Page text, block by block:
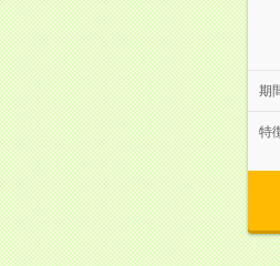
期
特